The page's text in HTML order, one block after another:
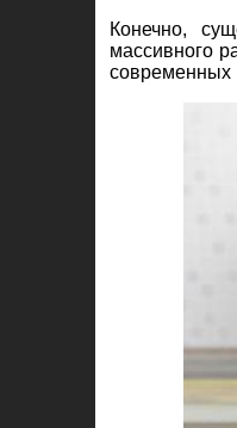
Конечно,
массивного
современных